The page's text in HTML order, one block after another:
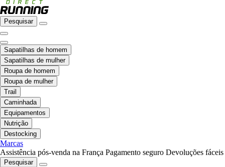
Pesquisar
Sapatilhas de homem
Sapatilhas de mulher
Roupa de homem
Roupa de mulher
Trail
Caminhada
Equipamentos
Nutrição
Destocking
Marcas
Assistência pós-venda na França Pagamento seguro Devoluções fáceis
Pesquisar